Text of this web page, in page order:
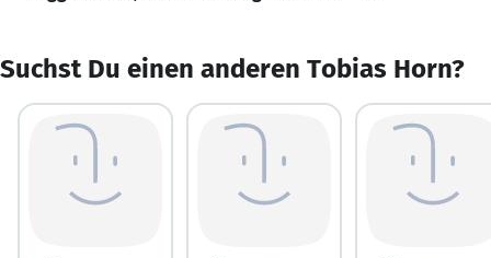
Suchst Du einen anderen Tobias Horn?